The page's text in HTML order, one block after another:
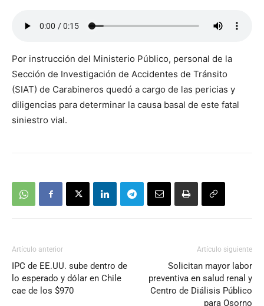
Por instrucción del Ministerio Público, personal de la
Sección de Investigación de Accidentes de Tránsito
(SIAT) de Carabineros quedó a cargo de las pericias y
diligencias para determinar la causa basal de este fatal
siniestro vial.
Artículo anterior
IPC de EE.UU. sube dentro de
lo esperado y dólar en Chile
cae de los $970
Artículo siguiente
Solicitan mayor labor
preventiva en salud renal y
Centro de Diálisis Público
para Osorno